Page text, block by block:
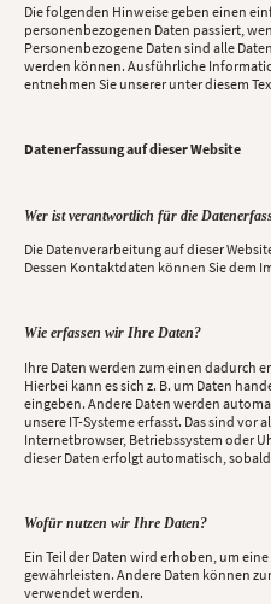
Die folgenden Hinweise geben einen
personenbezogenen Daten passiert,
Personenbezogene Daten sind alle
werden können. Ausführliche
entnehmen Sie unserer unter diesem
Datenerfassung auf dieser Website
Wer ist verantwortlich für die
Die Datenverarbeitung auf dieser
Dessen Kontaktdaten können Sie dem
Wie erfassen wir Ihre Daten?
Ihre Daten werden zum einen dadurch
Hierbei kann es sich z. B. um Daten
eingeben. Andere Daten werden
unsere IT-Systeme erfasst. Das sind vor
Internetbrowser, Betriebssystem oder
dieser Daten erfolgt automatisch,
Wofür nutzen wir Ihre Daten?
Ein Teil der Daten wird erhoben, um
gewährleisten. Andere Daten können
verwendet werden.